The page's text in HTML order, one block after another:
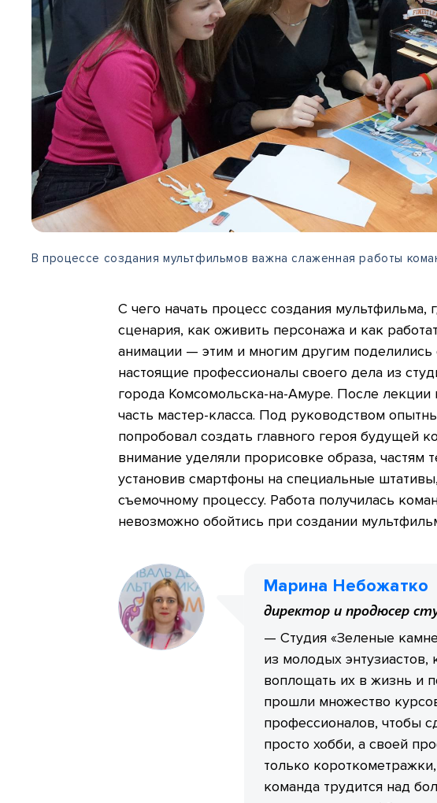
В процессе создания мультфильмов важна слаженная работы
С чего начать процесс создания мультфильма,
сценария, как оживить персонажа и как
анимации — этим и многим другим поделились
настоящие профессионалы своего дела из
города Комсомольска-на-Амуре. После лекции
часть мастер-класса. Под руководством
попробовал создать главного героя будущей
внимание уделяли прорисовке образа, частям
установив смартфоны на специальные
съемочному процессу. Работа получилась
невозможно обойтись при создании
Марина Небожатко
директор и продюсер
— Студия «Зеленые
из молодых энтузиастов,
воплощать их в жизнь и
прошли множество
профессионалов, чтобы
просто хобби, а своей
только
команда трудится над